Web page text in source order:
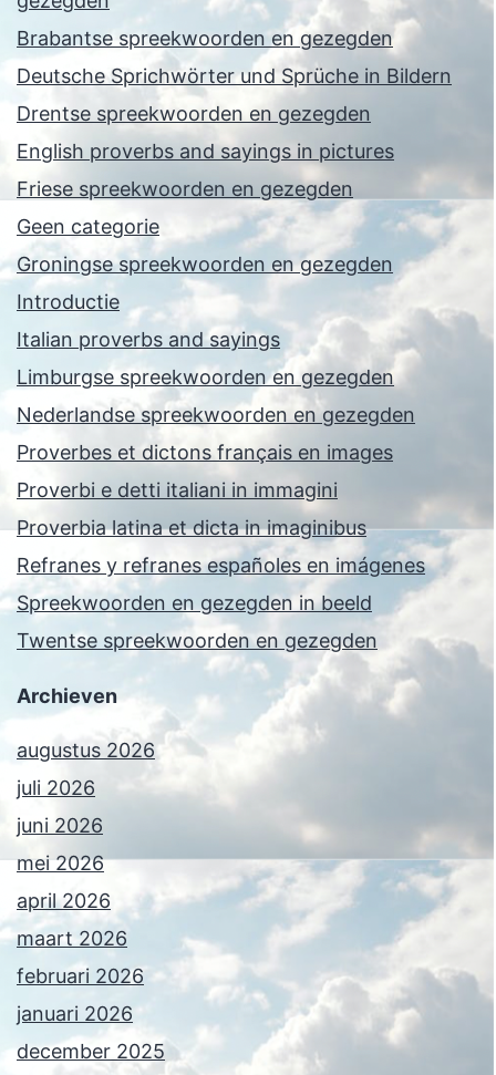
Brabantse spreekwoorden en gezegden
Deutsche Sprichwörter und Sprüche in Bildern
Drentse spreekwoorden en gezegden
English proverbs and sayings in pictures
Friese spreekwoorden en gezegden
Geen categorie
Groningse spreekwoorden en gezegden
Introductie
Italian proverbs and sayings
Limburgse spreekwoorden en gezegden
Nederlandse spreekwoorden en gezegden
Proverbes et dictons français en images
Proverbi e detti italiani in immagini
Proverbia latina et dicta in imaginibus
Refranes y refranes españoles en imágenes
Spreekwoorden en gezegden in beeld
Twentse spreekwoorden en gezegden
Archieven
augustus 2026
juli 2026
juni 2026
mei 2026
april 2026
maart 2026
februari 2026
januari 2026
december 2025